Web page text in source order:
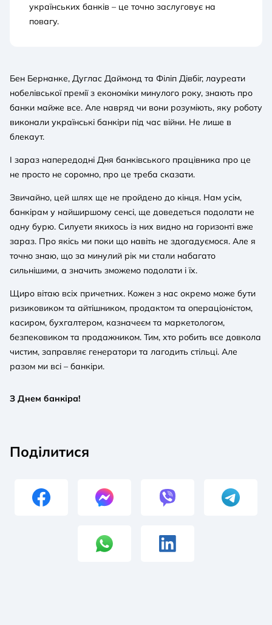
українських банків – це точно заслуговує на
повагу.
Бен Бернанке, Дуглас Даймонд та Філіп Дівбіг, лауреати
нобелівської премії з економіки минулого року, знають про
банки майже все. Але навряд чи вони розуміють, яку роботу
виконали українські банкіри під час війни. Не лише в
блекаут.
І зараз напередодні Дня банківського працівника про це
не просто не соромно, про це треба сказати.
Звичайно, цей шлях ще не пройдено до кінця. Нам усім,
банкірам у найширшому сенсі, ще доведеться подолати не
одну бурю. Силуети якихось із них видно на горизонті вже
зараз. Про якісь ми поки що навіть не здогадуємося. Але я
точно знаю, що за минулий рік ми стали набагато
сильнішими, а значить зможемо подолати і їх.
Щиро вітаю всіх причетних. Кожен з нас окремо може бути
ризиковиком та айтішником, продактом та операціоністом,
касиром, бухгалтером, казначеєм та маркетологом,
безпековиком та продажником. Тим, хто робить все довкола
чистим, заправляє генератори та лагодить стільці. Але
разом ми всі – банкіри.
З Днем банкіра!
Поділитися